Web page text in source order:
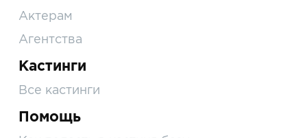
Актерам
Агентства
Кастинги
Все кастинги
Помощь